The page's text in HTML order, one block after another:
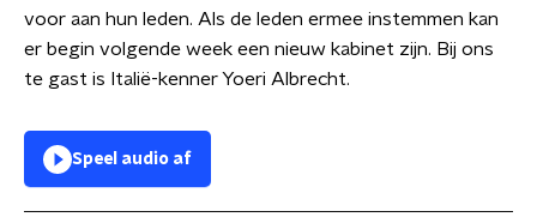
voor aan hun leden. Als de leden ermee instemmen kan
er begin volgende week een nieuw kabinet zijn. Bij ons
te gast is Italië-kenner Yoeri Albrecht.
Speel audio af